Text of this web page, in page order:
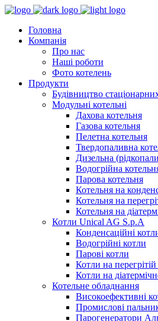
Головна
Компанія
Про нас
Наші роботи
Фото котелень
Продукти
Будівництво
Модульні котельні
Дахова котельня
Газова котельня
Пелетна котельня
Твердопаливна
Дизельна
Водогрійна
Парова котельня
Котельня на
Котельня на
Котельня на
Котли Unical AG S.p.A
Конденсаційні
Водогрійні котли
Парові котли
Котли на перегрітій
Котли на
Котельне обладнання
Високоефективні
Промислові
Парогенератори